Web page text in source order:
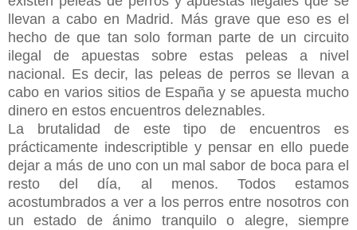
llevan a cabo en Madrid. Más grave que eso es el
hecho de que tan solo forman parte de un circuito
ilegal de apuestas sobre estas peleas a nivel
nacional. Es decir, las peleas de perros se llevan a
cabo en varios sitios de España y se apuesta mucho
dinero en estos encuentros deleznables.
La brutalidad de este tipo de encuentros es
prácticamente indescriptible y pensar en ello puede
dejar a más de uno con un mal sabor de boca para el
resto del día, al menos. Todos estamos
acostumbrados a ver a los perros entre nosotros con
un estado de ánimo tranquilo o alegre, siempre